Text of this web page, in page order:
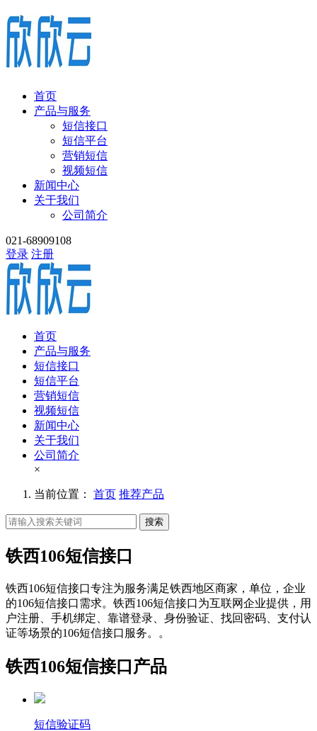
首页
产品与服务
短信接口
短信平台
营销短信
视频短信
新闻中心
关于我们
公司简介
021-68909108
登录 注册
首页
产品与服务
短信接口
短信平台
营销短信
视频短信
新闻中心
关于我们
公司简介
×
当前位置： 首页 推荐产品
搜索
铁西106短信接口
铁西106短信接口专注为服务满足铁西地区商家，单位，企业
的106短信接口需求。铁西106短信接口为互联网企业提供，用
户注册、手机绑定、靠谱登录、身份验证、找回密码、支付认
证等场景的106短信接口服务。。
铁西106短信接口产品
短信验证码